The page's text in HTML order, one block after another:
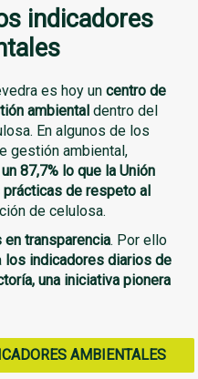
indicadores
es hoy un centro de
ambiental dentro del
En algunos de los
gestión ambiental,
87,7% lo que la Unión
de respeto al
de celulosa.
en transparencia. Por ello
los indicadores diarios de
una iniciativa pionera
AMBIENTALES